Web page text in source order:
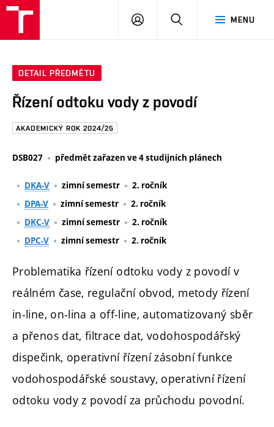
Brno
MENU
PŘIHLÁSIT
DETAIL PŘEDMĚTU
Řízení odtoku vody z povodí
AKADEMICKÝ ROK 2024/25
DSB027 předmět zařazen ve 4 studijních plánech
DKA-V zimní semestr
2. ročník
DPA-V
zimní semestr
2. ročník
DKC-V
zimní semestr
2. ročník
DPC-V
zimní semestr 2. ročník
Problematika řízení odtoku vody z povodí v
reálném čase, regulační obvod, metody řízení
in-line, on-lina a off-line, automatizovaný sběr
a přenos dat, filtrace dat, vodohospodářský
dispečink, operativní řízení zásobní funkce
vodohospodářské soustavy, operativní řízení
odtoku vody z povodí za průchodu povodní.